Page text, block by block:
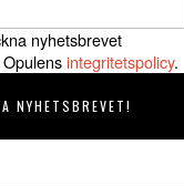
nyhetsbrevet
integritetspolicy.